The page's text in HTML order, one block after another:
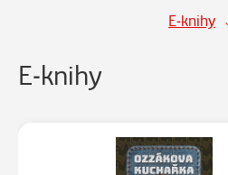
E-knihy
E-knihy